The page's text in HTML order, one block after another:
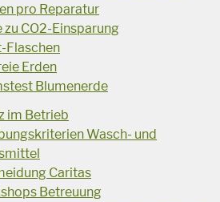
pro Reparatur
zu CO2-Einsparung
Flaschen
Erden
Blumenerde
im Betrieb
Wasch- und
Caritas
Betreuung